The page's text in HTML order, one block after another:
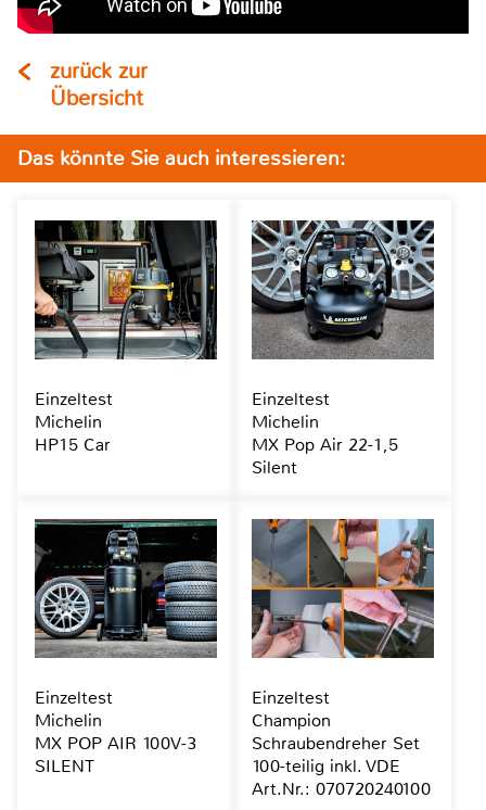
zurück zur
Übersicht
Das könnte Sie auch interessieren:
Einzeltest
Michelin
HP15 Car
Einzeltest
Michelin
MX Pop Air 22-1,5
Silent
Einzeltest
Michelin
MX POP AIR 100V-3
SILENT
Einzeltest
Champion
Schraubendreher Set
100-teilig inkl. VDE
Art.Nr.: 070720240100